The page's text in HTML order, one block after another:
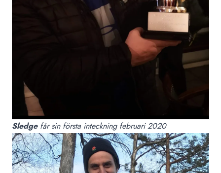
Sledgefår sin första inteckning februari 2020